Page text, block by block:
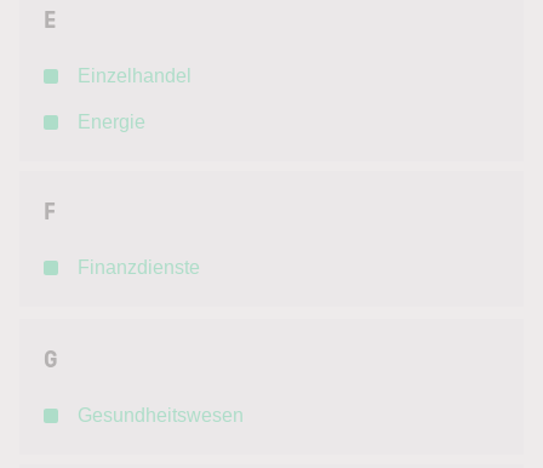
E
Einzelhandel
Energie
F
Finanzdienste
G
Gesundheitswesen